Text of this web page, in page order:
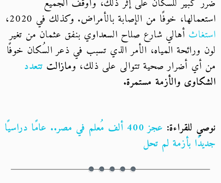
ضرر كبير للسُكان على إثر ذلك، وأوقف الجميع
استعمالها، خوفًا من الإصابة بالأمراض. وكذلك في 2020،
استغاث أهالي شارع صلاح السعداوي بنفق عثمان من تغير
لون ورائحة المياه، الأمر الذي تسبب في ذعر السُكان خوفًا
من أي أضرار صحية تتوالى على ذلك، ومازالت تتعدد
الشكاوى والأزمة مستمرة.
نوصي للقراءة:
عجز 400 ألف مُعلم في مصر.. عامًا دراسيًا
جديدًا بأزمة لم تحل